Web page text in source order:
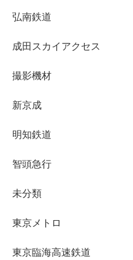
弘南鉄道
成田スカイアクセス
撮影機材
新京成
明知鉄道
智頭急行
未分類
東京メトロ
東京臨海高速鉄道